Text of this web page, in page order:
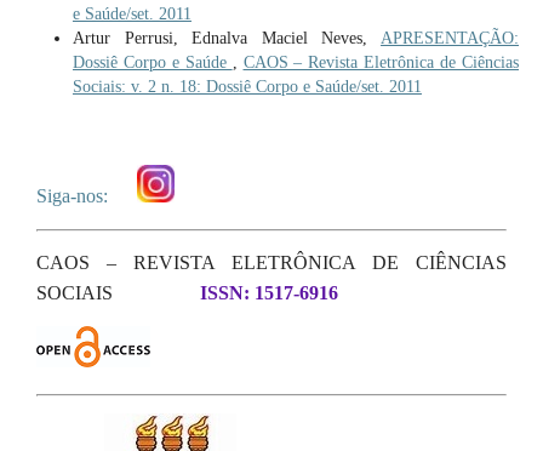
e Saúde/set. 2011
Artur Perrusi, Ednalva Maciel Neves, APRESENTAÇÃO:
Dossiê Corpo e Saúde
CAOS – Revista Eletrônica de Ciências
Sociais: v. 2 n. 18: Dossiê Corpo e Saúde/set. 2011
Siga-nos:
CAOS – REVISTA ELETRÔNICA DE CIÊNCIAS
SOCIAIS
ISSN: 1517-6916